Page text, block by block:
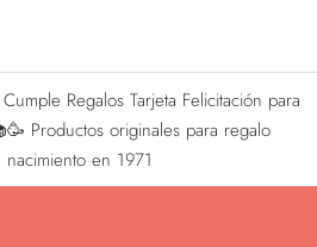
Cumple Regalos Tarjeta Felicitación para
Productos originales para regalo
en 1971